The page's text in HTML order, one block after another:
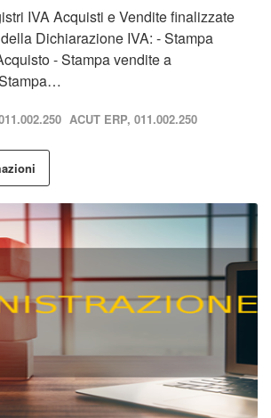
IVA Acquisti e Vendite finalizzate
Dichiarazione IVA: - Stampa
- Stampa vendite a
ACUT ERP, 011.002.250